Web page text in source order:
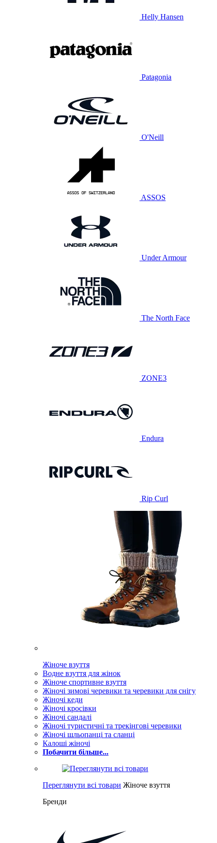
Helly Hansen
Patagonia
O'Neill
ASSOS
Under Armour
The North Face
ZONE3
Endura
Rip Curl
Жіноче взуття
Водне взуття для жінок
Жіноче спортивне взуття
Жіночі зимові черевики та черевики для снігу
Жіночі кеди
Жіночі кросівки
Жіночі сандалі
Жіночі туристичні та трекінгові черевики
Жіночі шльопанці та сланці
Калоші жіночі
Побачити більше...
Переглянути всі товари Жіноче взуття
Бренди